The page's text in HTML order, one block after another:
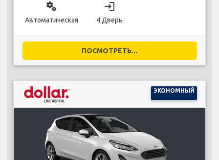
miscellaneous_services
Автоматическая
login
4 Дверь
ПОСМОТРЕТЬ...
ЭКОНОМНЫЙ